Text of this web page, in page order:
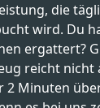
die
wird. Du
ergattert?
reicht nicht
2 Minuten